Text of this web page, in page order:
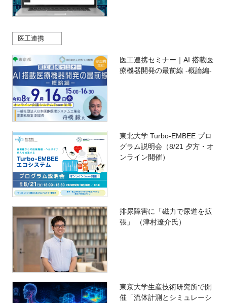
医工連携
医工連携セミナー｜AI 搭載医
療機器開発の最前線 -概論編-
東北大学 Turbo-EMBEE プロ
グラム説明会（8/21 夕方・オ
ンライン開催）
排尿障害に「磁力で尿道を拡
張」 （津村遼介氏）
東京大学生産技術研究所で開
催「流体計測とシミュレーシ